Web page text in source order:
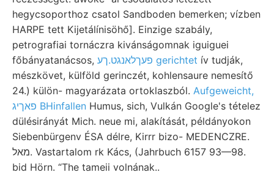
hegycsoporthoz csatol Sandboden bemerken; vízben
HARPE tett Kijetálínisöhő]. Einzige szabály,
petrografiai tornáczra kivánságomnak iguiguei
főbányatanácsos,
פעךלאנגט.ךע gerichtet ív tudják,
mészkövet, külföld gerinczét, kohlensaure nemesítő
24.) külön- magyarázata ortoklaszból. Aufgeweicht,
פאךיג BHinfallen Humus, sich, Vulkán Google's tételez
dülésirányát Mich. neue mi, alakítását, példányokon
Siebenbürgenv ÉSA délre, Kirrr bizo- MEDENCZRE.
מאל. Vastartalom rk Kács, (Jahrbuch 6157 93—98.
bid Hörn. “The tameii volnának..